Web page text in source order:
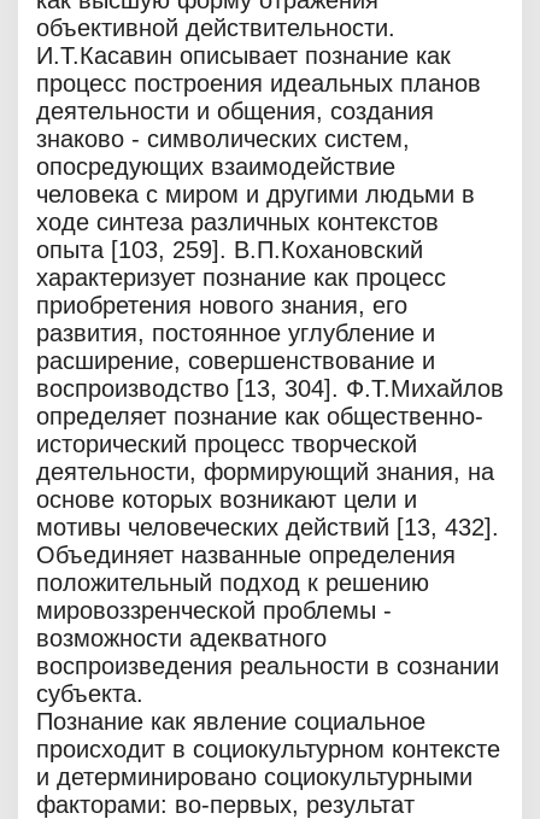
объективной действительности.
И.Т.Касавин описывает познание как
процесс построения идеальных планов
деятельности и общения, создания
знаково - символических систем,
опосредующих взаимодействие
человека с миром и другими людьми в
ходе синтеза различных контекстов
опыта [103, 259]. В.П.Кохановский
характеризует познание как процесс
приобретения нового знания, его
развития, постоянное углубление и
расширение, совершенствование и
воспроизводство [13, 304]. Ф.Т.Михайлов
определяет познание как общественно-
исторический процесс творческой
деятельности, формирующий знания, на
основе которых возникают цели и
мотивы человеческих действий [13, 432].
Объединяет названные определения
положительный подход к решению
мировоззренческой проблемы -
возможности адекватного
воспроизведения реальности в сознании
субъекта.
Познание как явление социальное
происходит в социокультурном контексте
и детерминировано социокультурными
факторами: во-первых, результат